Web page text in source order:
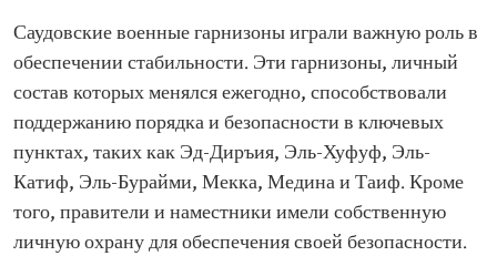
Саудовские военные гарнизоны играли важную роль в
обеспечении стабильности. Эти гарнизоны, личный
состав которых менялся ежегодно, способствовали
поддержанию порядка и безопасности в ключевых
пунктах, таких как Эд-Диръия, Эль-Хуфуф, Эль-
Катиф, Эль-Бурайми, Мекка, Медина и Таиф. Кроме
того, правители и наместники имели собственную
личную охрану для обеспечения своей безопасности.